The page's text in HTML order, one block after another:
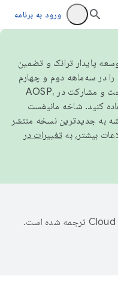
ورود به برنامه
توسعه پایدار ترانک و تضمین
را در سه‌ماهه دوم و چهارم
کنید. شاخه مانیفست
به جدیدترین نسخه منتشر
تغییرات در
ترجمه شده است.